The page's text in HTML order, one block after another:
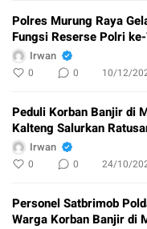
Polres Murung Raya
Fungsi Reserse Polri
Irwan
0 0 10/12/
Peduli Korban Banjir di
Kalteng Salurkan
Irwan
0 0 24/10/
Personel Satbrimob
Warga Korban Banjir di